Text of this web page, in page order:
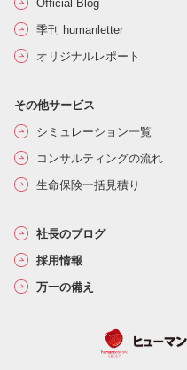
Official Blog
季刊 humanletter
オリジナルレポート
その他サービス
シミュレーション一覧
コンサルティングの流れ
生命保険一括見積り
社長のブログ
採用情報
万一の備え